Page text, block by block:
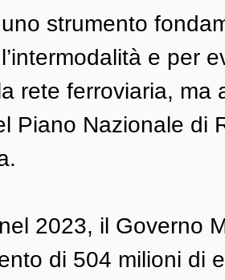
strumento
e per
rete ferroviaria, ma
Piano Nazionale di
2023, il Governo
di 504 milioni di